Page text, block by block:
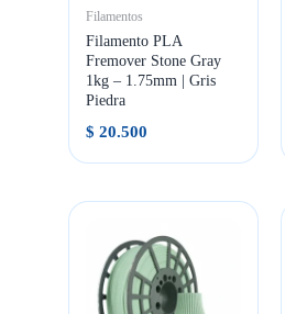
Filamentos
Filamento PLA
Fremover Stone Gray
1kg – 1.75mm | Gris
Piedra
$ 20.500